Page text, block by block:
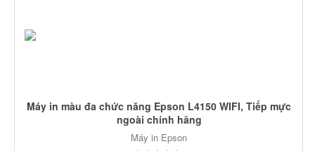
Máy in màu đa chức năng Epson L4150 WIFI, Tiếp mực
ngoài chính hãng
Máy in Epson